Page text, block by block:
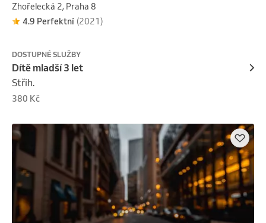
Zhořelecká 2, Praha 8
4.9 Perfektní (2021)
DOSTUPNÉ SLUŽBY
Dítě mladší 3 let
Střih.
380 Kč